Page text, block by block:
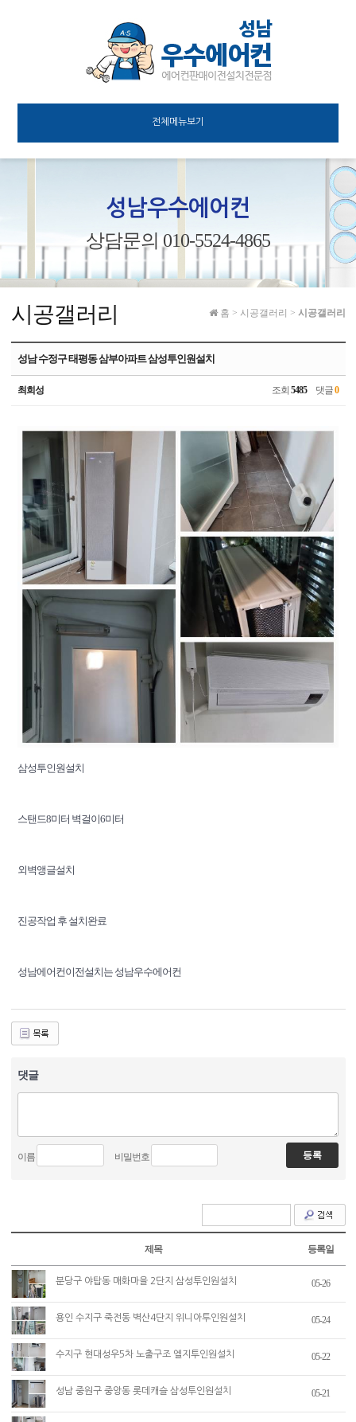
전체메뉴보기
성남우수에어컨
상담문의 010-5524-4865
시공갤러리 홈 > 시공갤러리 > 시공갤러리
성남 수정구 태평동 삼부아파트 삼성투인원설치
최희성 조회 5485댓글0
삼성투인원설치
스탠드8미터 벽걸이6미터
외벽앵글설치
진공작업 후 설치완료
성남에어컨이전설치는 성남우수에어컨
댓글
이름 비밀번호
제목 등록일
분당구 야탑동 매화마을 2단지 삼성투인원설치 05-26
용인 수지구 죽전동 벽산4단지 위니아투인원설치 05-24
수지구 현대성우5차 노출구조 엘지투인원설치 05-22
성남 중원구 중앙동 롯데캐슬 삼성투인원설치 05-21